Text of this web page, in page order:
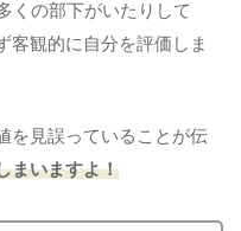
くの部下がいたりして
客観的に自分を評価しま
を見誤っていることが伝
まいますよ！